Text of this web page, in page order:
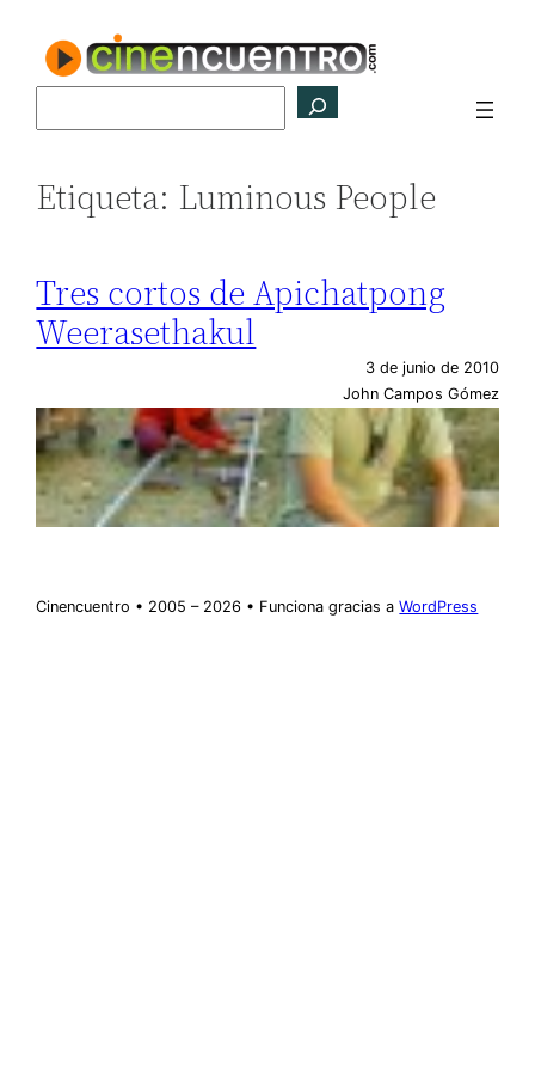
contenido
Etiqueta: Luminous People
Tres cortos de Apichatpong
Weerasethakul
3 de junio de 2010
John Campos Gómez
Cinencuentro • 2005 – 2026 • Funciona gracias aWordPress